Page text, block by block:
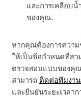
และการเคลือบ
ของคุณ.
หากคุณต้องการความ
ให้เป็นข้อกำหนดที่สา
ตรวจสอบแบบของคุ
สามารถ ติดต่อทีมงาน
และยืนยันระยะเวลา